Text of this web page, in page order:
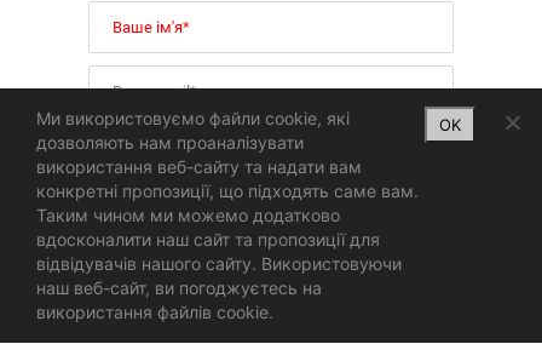
Automax40 Consulting Company Web
Ми використовуємо файли cookie, які
дозволяють нам проаналізувати
використання веб-сайту та надати вам
конкретні пропозиції, що підходять саме вам.
Таким чином ми можемо додатково
вдосконалити наш сайт та пропозиції для
відвідувачів нашого сайту. Використовуючи
наш веб-сайт, ви погоджуєтесь на
використання файлів cookie.
OK